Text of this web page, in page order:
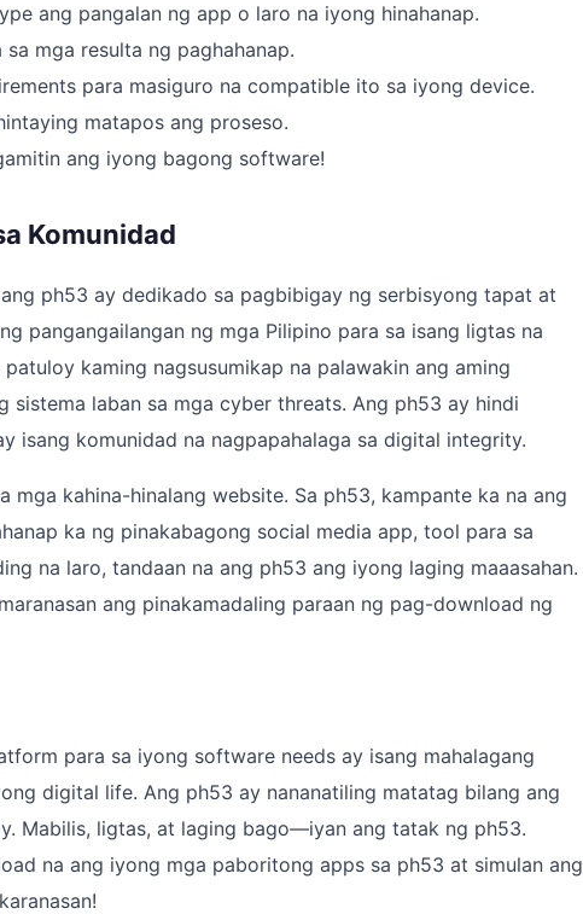
ang pangalan ng app o laro na iyong hinahanap.
mga resulta ng paghahanap.
para masiguro na compatible ito sa iyong device.
matapos ang proseso.
ang iyong bagong software!
Komunidad
ph53 ay dedikado sa pagbibigay ng serbisyong tapat at
pangangailangan ng mga Pilipino para sa isang ligtas na
kaming nagsusumikap na palawakin ang aming
sistema laban sa mga cyber threats. Ang ph53 ay hindi
isang komunidad na nagpapahalaga sa digital integrity.
mga kahina-hinalang website. Sa ph53, kampante ka na ang
ka ng pinakabagong social media app, tool para sa
na laro, tandaan na ang ph53 ang iyong laging maaasahan.
ang pinakamadaling paraan ng pag-download ng
para sa iyong software needs ay isang mahalagang
digital life. Ang ph53 ay nananatiling matatag bilang ang
Mabilis, ligtas, at laging bago—iyan ang tatak ng ph53.
na ang iyong mga paboritong apps sa ph53 at simulan ang